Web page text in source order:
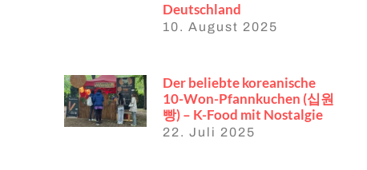
Deutschland
10. August 2025
Der beliebte koreanische
10-Won-Pfannkuchen (십원
빵) – K-Food mit Nostalgie
22. Juli 2025